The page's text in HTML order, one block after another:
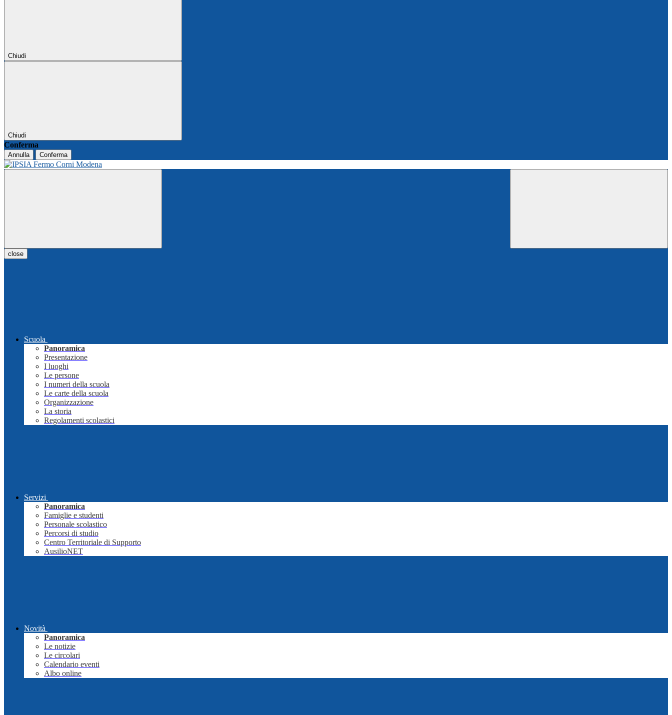
Chiudi
Chiudi
Conferma
Annulla Conferma
close
Scuola
Panoramica
Presentazione
I luoghi
Le persone
I numeri della scuola
Le carte della scuola
Organizzazione
La storia
Regolamenti scolastici
Servizi
Panoramica
Famiglie e studenti
Personale scolastico
Percorsi di studio
Centro Territoriale di Supporto
AusilioNET
Novità
Panoramica
Le notizie
Le circolari
Calendario eventi
Albo online